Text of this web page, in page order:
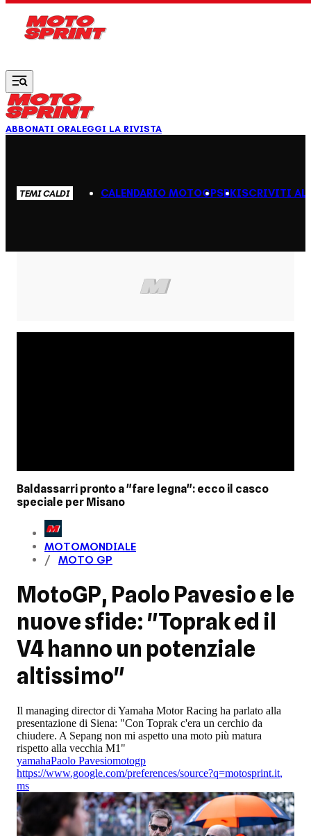
ABBONATI ORALEGGI LA RIVISTA
TEMI CALDI CALENDARIO MOTOGPSBKISCRIVITI AL
Baldassarri pronto a "fare legna": ecco il casco
speciale per Misano
MOTOMONDIALE
MOTO GP
MotoGP, Paolo Pavesio e le
nuove sfide: "Toprak ed il
V4 hanno un potenziale
altissimo"
Il managing director di Yamaha Motor Racing ha parlato alla
presentazione di Siena: "Con Toprak c'era un cerchio da
chiudere. A Sepang non mi aspetto una moto più matura
rispetto alla vecchia M1"
yamahaPaolo Pavesiomotogp
https://www.google.com/preferences/source?q=motosprint.it,
ms